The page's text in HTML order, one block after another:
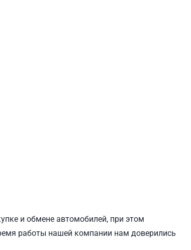
и обмене автомобилей, при этом
работы нашей компании нам доверились